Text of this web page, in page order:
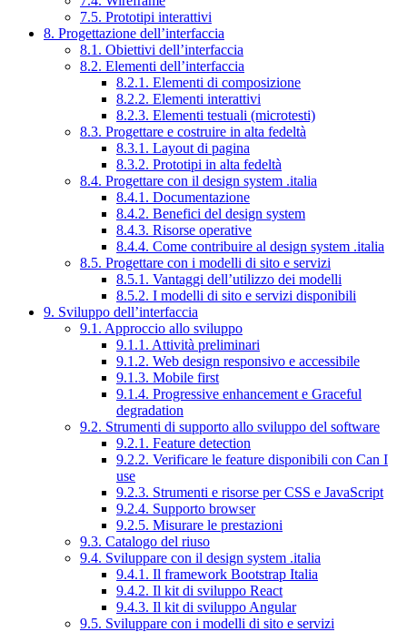
7.5. Prototipi interattivi
8. Progettazione dell’interfaccia
8.1. Obiettivi dell’interfaccia
8.2. Elementi dell’interfaccia
8.2.1. Elementi di composizione
8.2.2. Elementi interattivi
8.2.3. Elementi testuali (microtesti)
8.3. Progettare e costruire in alta fedeltà
8.3.1. Layout di pagina
8.3.2. Prototipi in alta fedeltà
8.4. Progettare con il design system .italia
8.4.1. Documentazione
8.4.2. Benefici del design system
8.4.3. Risorse operative
8.4.4. Come contribuire al design system .italia
8.5. Progettare con i modelli di sito e servizi
8.5.1. Vantaggi dell’utilizzo dei modelli
8.5.2. I modelli di sito e servizi disponibili
9. Sviluppo dell’interfaccia
9.1. Approccio allo sviluppo
9.1.1. Attività preliminari
9.1.2. Web design responsivo e accessibile
9.1.3. Mobile first
9.1.4. Progressive enhancement e Graceful
degradation
9.2. Strumenti di supporto allo sviluppo del software
9.2.1. Feature detection
9.2.2. Verificare le feature disponibili con Can I
use
9.2.3. Strumenti e risorse per CSS e JavaScript
9.2.4. Supporto browser
9.2.5. Misurare le prestazioni
9.3. Catalogo del riuso
9.4. Sviluppare con il design system .italia
9.4.1. Il framework Bootstrap Italia
9.4.2. Il kit di sviluppo React
9.4.3. Il kit di sviluppo Angular
9.5. Sviluppare con i modelli di sito e servizi